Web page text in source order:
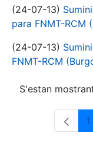
(24-07-13)
para FNMT-RCM
(24-07-13)
FNMT-RCM
S'estan
1